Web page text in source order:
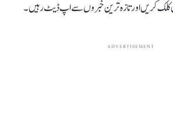
کریں اور تازہ ترین خبروں سے اپ ڈیٹ رہیں۔
ADVERTISEMENT